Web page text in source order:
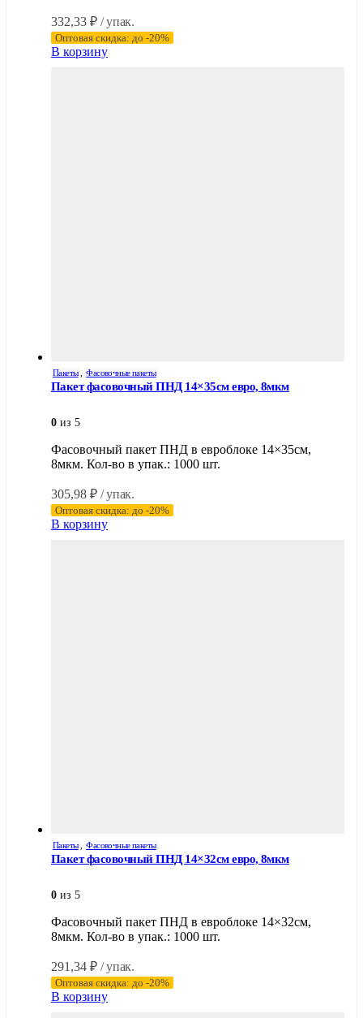
332,33 ₽ / упак.
Оптовая скидка: до -20%
В корзину
Пакеты, Фасовочные пакеты
Пакет фасовочный ПНД 14×35см евро, 8мкм
0 из 5
Фасовочный пакет ПНД в евроблоке 14×35см,
8мкм. Кол-во в упак.: 1000 шт.
305,98 ₽ / упак.
Оптовая скидка: до -20%
В корзину
Пакеты, Фасовочные пакеты
Пакет фасовочный ПНД 14×32см евро, 8мкм
0 из 5
Фасовочный пакет ПНД в евроблоке 14×32см,
8мкм. Кол-во в упак.: 1000 шт.
291,34 ₽ / упак.
Оптовая скидка: до -20%
В корзину